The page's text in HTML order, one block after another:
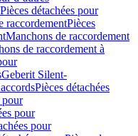
Pièces détachées pour
raccordementPièces
Manchons de raccordement
de raccordement à
Geberit Silent-
Pièces détachées
pour
pour
pour